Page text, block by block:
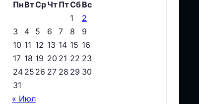
ПнВтСрЧтПтСбВс
1
2
3
4 5 6 7 8
9
10 11 12 13 14 15 16
17 18 19 20 21 22 23
24 25 26 27 28 29 30
31
« Июл